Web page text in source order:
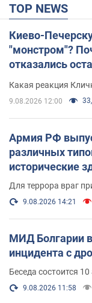
TOP NEWS
Киево-
"монстром"?
отказались
Какая реакция
9.08.2026 12:00
Армия РФ
различных
исторические
и видео
Для террора враг
9.08.2026 14:21
МИД Болгарии
инцидента с
Беседа состоится 10
9.08.2026 11:58